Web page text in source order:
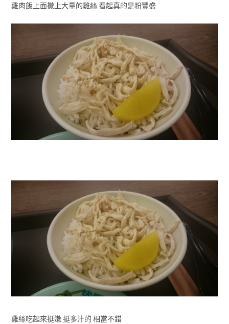
雞肉飯上面撒上大量的雞絲 看起真的是粉豐盛
雞絲吃起來挺嫩 挺多汁的 相當不錯